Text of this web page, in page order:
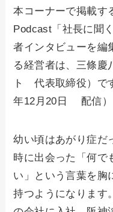
本コーナーで掲載す
Podcast「社長に聞
者インタビューを編
る経営者は、三條慶
ト 代表取締役）で
年12月20日 配信）
幼い頃はあがり症だ
時に出会った「何で
い」という言葉を胸
持つようになります